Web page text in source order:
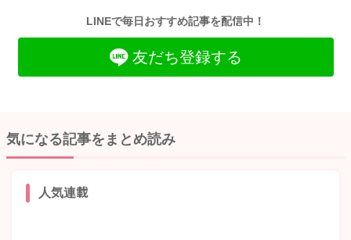
LINEで毎日おすすめ記事を配信中！
友だち登録する
気になる記事をまとめ読み
人気連載